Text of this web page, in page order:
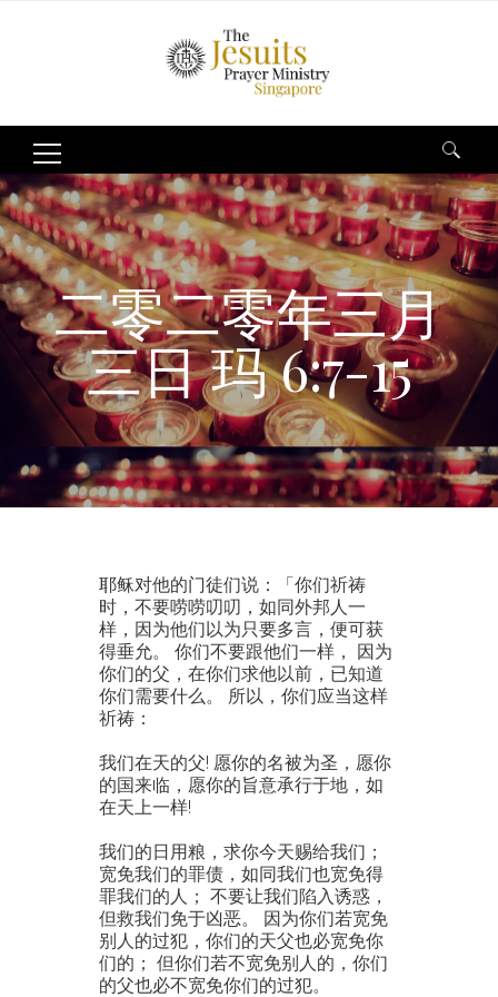
Search
for:
二零二零年三月
三日 玛 6:7-15
耶稣对他的门徒们说：「你们祈祷
时，不要唠唠叨叨，如同外邦人一
样，因为他们以为只要多言，便可获
得垂允。 你们不要跟他们一样， 因为
你们的父，在你们求他以前，已知道
你们需要什么。 所以，你们应当这样
祈祷：
我们在天的父! 愿你的名被为圣，愿你
的国来临，愿你的旨意承行于地，如
在天上一样!
我们的日用粮，求你今天赐给我们；
宽免我们的罪债，如同我们也宽免得
罪我们的人； 不要让我们陷入诱惑，
但救我们免于凶恶。 因为你们若宽免
别人的过犯，你们的天父也必宽免你
们的； 但你们若不宽免别人的，你们
的父也必不宽免你们的过犯。